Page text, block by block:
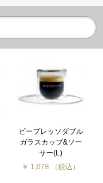
ビープレッソダブル
ガラスカップ&ソー
サー(L)
￥ 1,078 （税込）